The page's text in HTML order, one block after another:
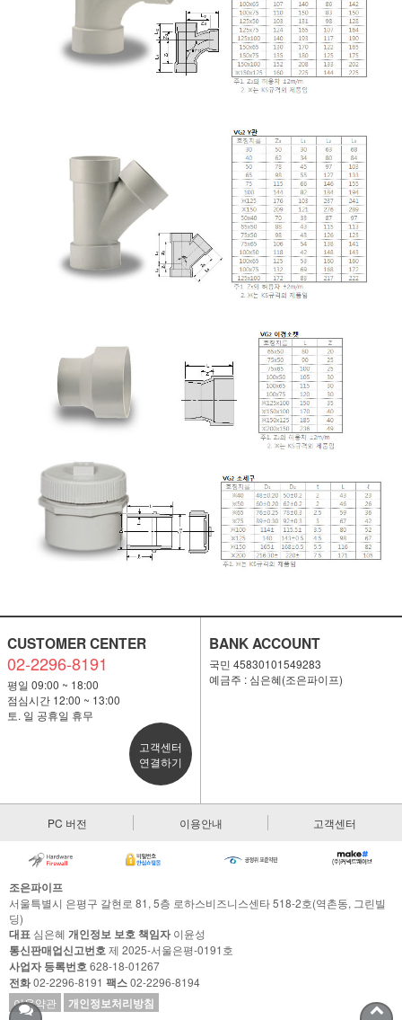
CUSTOMER CENTER
02-2296-8191
평일 09:00 ~ 18:00
점심시간 12:00 ~ 13:00
토. 일 공휴일 휴무
고객센터
연결하기
BANK ACCOUNT
국민 45830101549283
예금주 : 심은혜(조은파이프)
PC 버전 이용안내 고객센터
조은파이프
서울특별시 은평구 갈현로 81, 5층 로하스비즈니스센타 518-2호(역촌동, 그린빌
딩)
대표 심은혜 개인정보 보호 책임자이윤성
통신판매업신고번호제 2025-서울은평-0191호
사업자 등록번호628-18-01267
전화02-2296-8191 팩스02-2296-8194
이용약관
개인정보처리방침